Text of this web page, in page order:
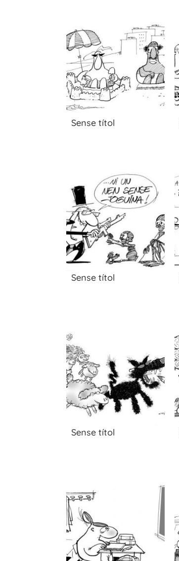
Sense títol
Sense títol
Sense títol